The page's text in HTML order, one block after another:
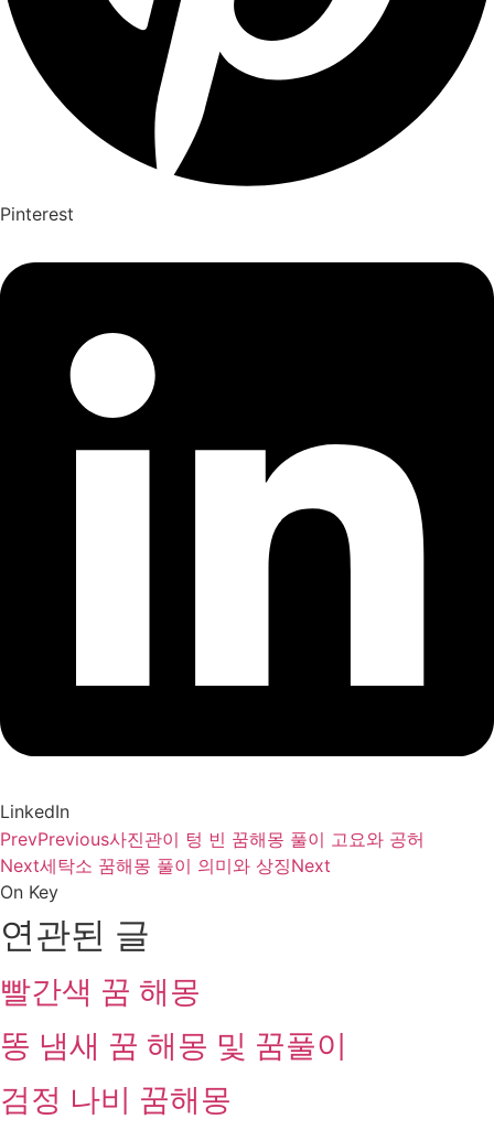
Pinterest
LinkedIn
PrevPrevious사진관이 텅 빈 꿈해몽 풀이 고요와 공허
Next세탁소 꿈해몽 풀이 의미와 상징Next
On Key
연관된 글
빨간색 꿈 해몽
똥 냄새 꿈 해몽 및 꿈풀이
검정 나비 꿈해몽